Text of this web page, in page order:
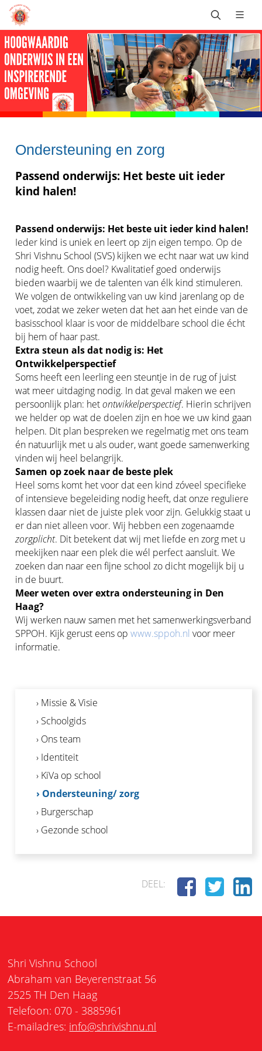
Ondersteuning en zorg
Passend onderwijs: Het beste uit ieder
kind halen!
Passend onderwijs: Het beste uit ieder kind halen!
Ieder kind is uniek en leert op zijn eigen tempo. Op de
Shri Vishnu School (SVS) kijken we echt naar wat uw kind
nodig heeft. Ons doel? Kwalitatief goed onderwijs
bieden waarbij we de talenten van élk kind stimuleren.
We volgen de ontwikkeling van uw kind jarenlang op de
voet, zodat we zeker weten dat het aan het einde van de
basisschool klaar is voor de middelbare school die écht
bij hem of haar past.
Extra steun als dat nodig is: Het
Ontwikkelperspectief
Soms heeft een leerling een steuntje in de rug of juist
wat meer uitdaging nodig. In dat geval maken we een
persoonlijk plan: hetontwikkelperspectief. Hierin schrijven
we helder op wat de doelen zijn en hoe we uw kind gaan
helpen. Dit plan bespreken we regelmatig met ons team
én natuurlijk met u als ouder, want goede samenwerking
vinden wij heel belangrijk.
Samen op zoek naar de beste plek
Heel soms komt het voor dat een kind zóveel specifieke
of intensieve begeleiding nodig heeft, dat onze reguliere
klassen daar niet de juiste plek voor zijn. Gelukkig staat u
er dan niet alleen voor. Wij hebben een zogenaamde
zorgplicht. Dit betekent dat wij met liefde en zorg met u
meekijken naar een plek die wél perfect aansluit. We
zoeken dan naar een fijne school zo dicht mogelijk bij u
in de buurt.
Meer weten over extra ondersteuning in Den
Haag?
Wij werken nauw samen met het samenwerkingsverband
SPPOH. Kijk gerust eens opwww.sppoh.nl voor meer
informatie.
› Missie & Visie
› Schoolgids
› Ons team
› Identiteit
› KiVa op school
› Ondersteuning/ zorg
› Burgerschap
› Gezonde school
DEEL:
Shri Vishnu School
Abraham van Beyerenstraat 56
2525 TH Den Haag
Telefoon: 070 - 3885961
E-mailadres: info@shrivishnu.nl